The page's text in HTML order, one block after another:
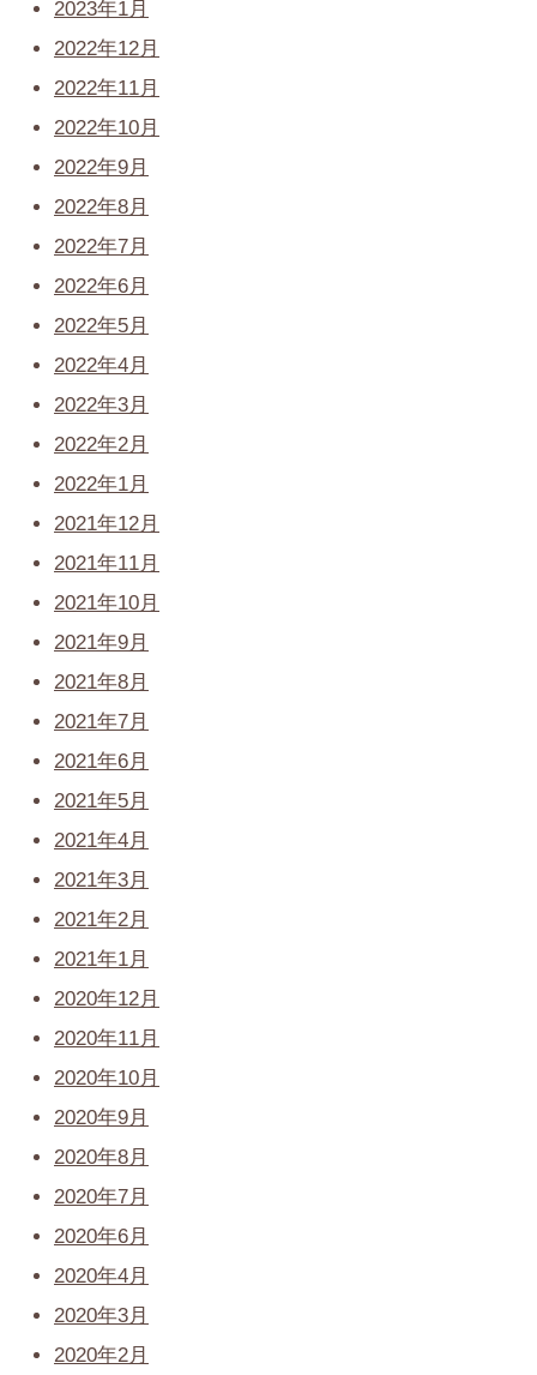
2023年1月
2022年12月
2022年11月
2022年10月
2022年9月
2022年8月
2022年7月
2022年6月
2022年5月
2022年4月
2022年3月
2022年2月
2022年1月
2021年12月
2021年11月
2021年10月
2021年9月
2021年8月
2021年7月
2021年6月
2021年5月
2021年4月
2021年3月
2021年2月
2021年1月
2020年12月
2020年11月
2020年10月
2020年9月
2020年8月
2020年7月
2020年6月
2020年4月
2020年3月
2020年2月